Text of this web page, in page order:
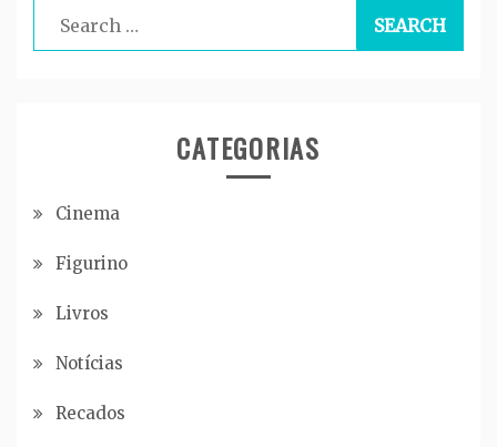
for:
CATEGORIAS
Cinema
Figurino
Livros
Notícias
Recados